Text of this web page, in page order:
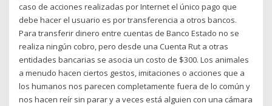
caso de acciones realizadas por Internet el único pago que
debe hacer el usuario es por transferencia a otros bancos.
Para transferir dinero entre cuentas de Banco Estado no se
realiza ningún cobro, pero desde una Cuenta Rut a otras
entidades bancarias se asocia un costo de $300. Los animales
a menudo hacen ciertos gestos, imitaciones o acciones que a
los humanos nos parecen completamente fuera de lo común y
nos hacen reír sin parar y a veces está alguien con una cámara